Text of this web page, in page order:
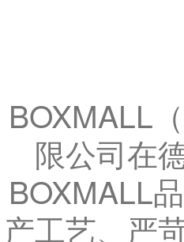
BOXMALL
限公司在
BOXMALL
产工艺、严